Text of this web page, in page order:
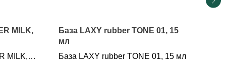
MILK,
MILK,
База LAXY rubber TONE 01, 15
мл
База LAXY rubber TONE 01, 15 мл